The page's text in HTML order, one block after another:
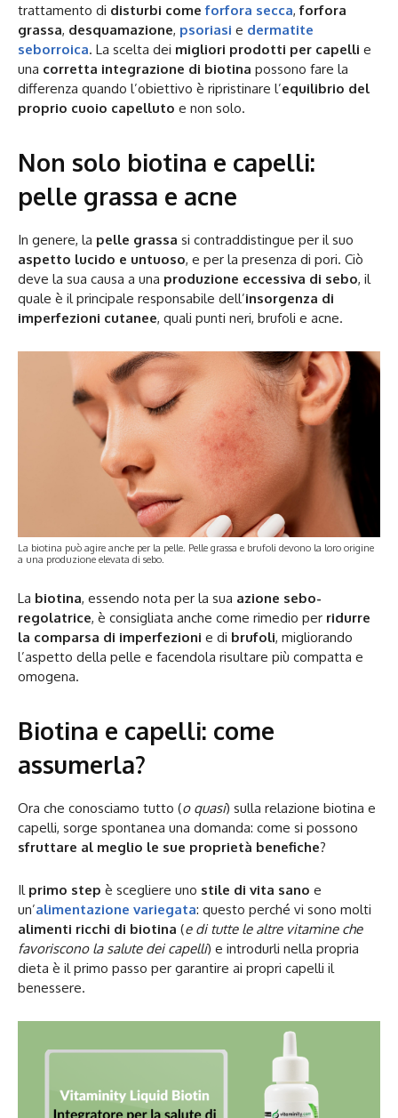
trattamento di disturbi comeforfora secca,forfora
grassa, desquamazione, psoriasi e dermatite
seborroica. La scelta dei migliori prodotti per capelli e
una corretta integrazione di biotina possono fare la
differenza quando l’obiettivo è ripristinare l’equilibrio del
proprio cuoio capelluto e non solo.
Non solo biotina e capelli:
pelle grassa e acne
In genere, la pelle grassa si contraddistingue per il suo
aspetto lucido e untuoso, e per la presenza di pori. Ciò
deve la sua causa a una produzione eccessiva di sebo, il
quale è il principale responsabile dell’insorgenza di
imperfezioni cutanee, quali punti neri, brufoli e acne.
La biotina può agire anche per la pelle. Pelle grassa e brufoli devono la loro origine
a una produzione elevata di sebo.
La biotina, essendo nota per la sua azione sebo-
regolatrice, è consigliata anche come rimedio per ridurre
la comparsa di imperfezioni e di brufoli, migliorando
l’aspetto della pelle e facendola risultare più compatta e
omogena.
Biotina e capelli: come
assumerla?
Ora che conosciamo tutto (o quasi) sulla relazione biotina e
capelli, sorge spontanea una domanda: come si possono
sfruttare al meglio le sue proprietà benefiche?
Il primo step è scegliere uno stile di vita sano e
un’alimentazione variegata: questo perché vi sono molti
alimenti ricchi di biotina (e di tutte le altre vitamine che
favoriscono la salute dei capelli) e introdurli nella propria
dieta è il primo passo per garantire ai propri capelli il
benessere.